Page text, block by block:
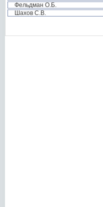
Фельдман О.Б.
Шахов С.В.